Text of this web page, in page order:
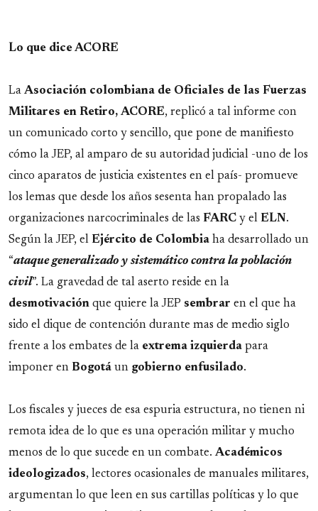
Lo que dice ACORE
La Asociación colombiana de Oficiales de las Fuerzas
Militares en Retiro, ACORE, replicó a tal informe con
un comunicado corto y sencillo, que pone de manifiesto
cómo la JEP, al amparo de su autoridad judicial -uno de los
cinco aparatos de justicia existentes en el país- promueve
los lemas que desde los años sesenta han propalado las
organizaciones narcocriminales de las FARC y el ELN .
Según la JEP, el Ejército de Colombia ha desarrollado un
“ataque generalizado y sistemático contra la población
civil”. La gravedad de tal aserto reside en la
desmotivación que quiere la JEP sembrar en el que ha
sido el dique de contención durante mas de medio siglo
frente a los embates de la extrema izquierda para
imponer en Bogotá un gobierno enfusilado.
Los fiscales y jueces de esa espuria estructura, no tienen ni
remota idea de lo que es una operación militar y mucho
menos de lo que sucede en un combate. Académicos
ideologizados, lectores ocasionales de manuales militares,
argumentan lo que leen en sus cartillas políticas y lo que